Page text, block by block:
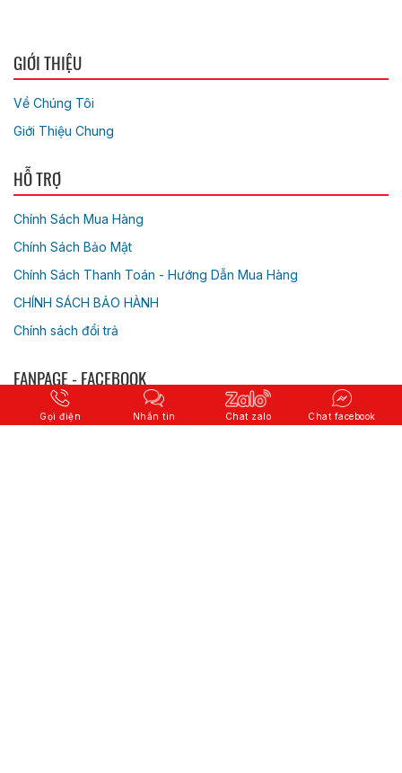
GIỚI THIỆU
Về Chúng Tôi
Giới Thiệu Chung
HỖ TRỢ
Chính Sách Mua Hàng
Chính Sách Bảo Mật
Chính Sách Thanh Toán - Hướng Dẫn Mua Hàng
CHÍNH SÁCH BẢO HÀNH
Chính sách đổi trả
FANPAGE - FACEBOOK
Gọi điện Nhắn tin Chat zalo Chat facebook